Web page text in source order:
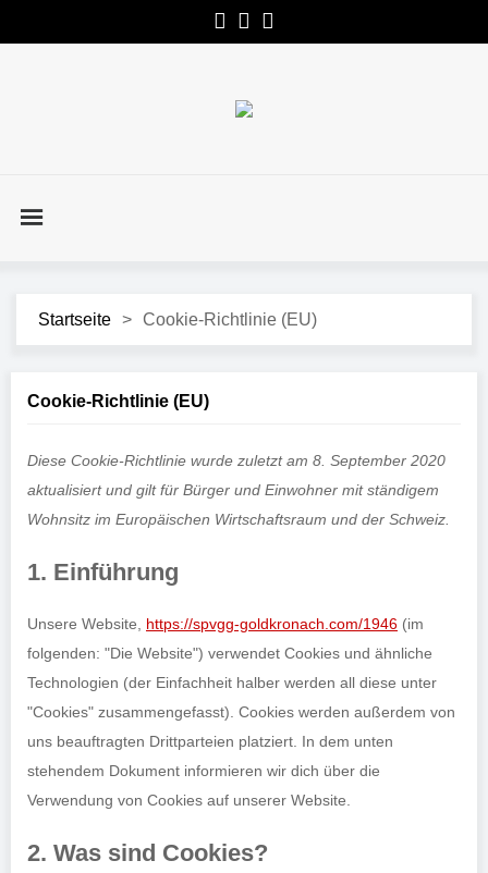
Startseite > Cookie-Richtlinie (EU)
Cookie-Richtlinie (EU)
Diese Cookie-Richtlinie wurde zuletzt am 8. September 2020
aktualisiert und gilt für Bürger und Einwohner mit ständigem
Wohnsitz im Europäischen Wirtschaftsraum und der Schweiz.
1. Einführung
Unsere Website, https://spvgg-goldkronach.com/1946 (im
folgenden: "Die Website") verwendet Cookies und ähnliche
Technologien (der Einfachheit halber werden all diese unter
"Cookies" zusammengefasst). Cookies werden außerdem von
uns beauftragten Drittparteien platziert. In dem unten
stehendem Dokument informieren wir dich über die
Verwendung von Cookies auf unserer Website.
2. Was sind Cookies?